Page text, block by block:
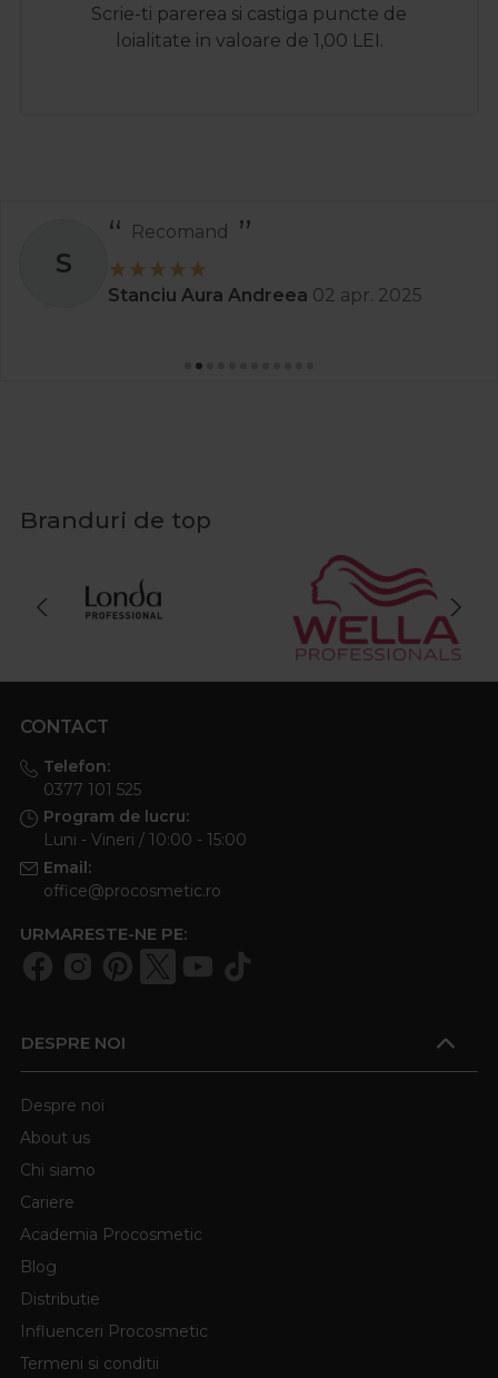
Scrie-ti parerea si castiga puncte de
loialitate in valoare de 1,00 LEI.
S
Recomand
Stanciu Aura Andreea 02 apr. 2025
Branduri de top
CONTACT
Telefon:
0377 101 525
Program de lucru:
Luni - Vineri / 10:00 - 15:00
Email:
office@procosmetic.ro
URMARESTE-NE PE:
DESPRE NOI
Despre noi
About us
Chi siamo
Cariere
Academia Procosmetic
Blog
Distributie
Influenceri Procosmetic
Termeni si conditii